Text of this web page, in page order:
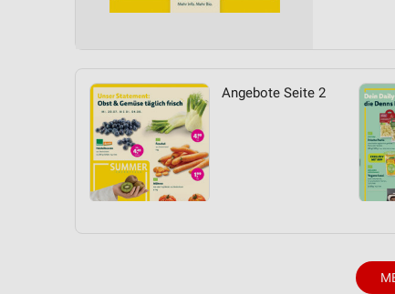
Angebote Seite 2
Entwicklung und Verbesserung der Angebote
Verwendung reduzierter Daten zur Auswahl von Inhalten
Verwendung genauer Standortdaten